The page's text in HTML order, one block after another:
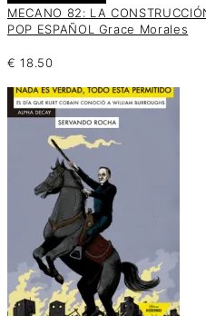
MECANO 82: LA
POP ESPAÑOL Grace Morales
€ 18.50